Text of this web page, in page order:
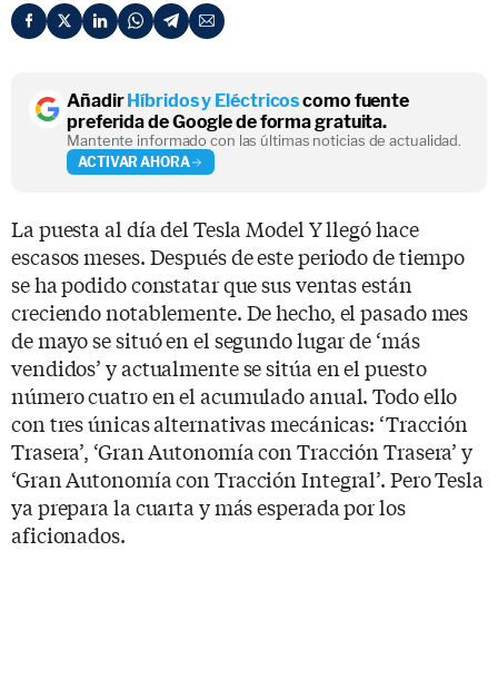
AñadirHíbridos y Eléctricoscomo fuente
preferida de Google de forma gratuita.
Mantente informado con las últimas noticias de actualidad.
ACTIVAR AHORA
La puesta al día del Tesla Model Y llegó hace
escasos meses. Después de este periodo de tiempo
se ha podido constatar que sus ventas están
creciendo notablemente. De hecho, el pasado mes
de mayo se situó en el segundo lugar de ‘más
vendidos’ y actualmente se sitúa en el puesto
número cuatro en el acumulado anual. Todo ello
con tres únicas alternativas mecánicas: ‘Tracción
Trasera’, ‘Gran Autonomía con Tracción Trasera’ y
‘Gran Autonomía con Tracción Integral’. Pero Tesla
ya prepara la cuarta y más esperada por los
aficionados.